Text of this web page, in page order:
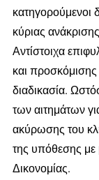
κατηγορούμενοι
κύριας
Αντίστοιχα
και προσκόμισης
διαδικασία.
των αιτημάτων
ακύρωσης του
της υπόθεσης
Δικονομίας.